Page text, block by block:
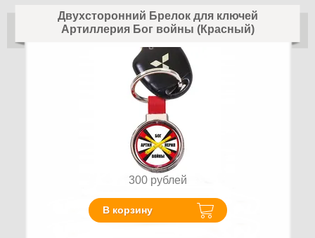
Двухсторонний Брелок для ключей
Артиллерия Бог войны (Красный)
300 рублей
В корзину